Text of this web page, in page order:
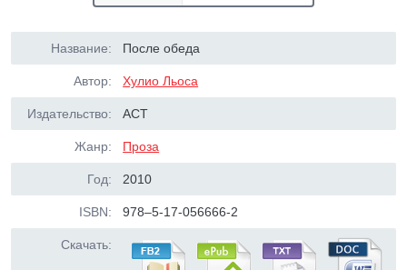
Название: После обеда
Автор: Хулио Льоса
Издательство: АСТ
Жанр: Проза
Год: 2010
ISBN: 978–5-17-056666-2
Скачать: